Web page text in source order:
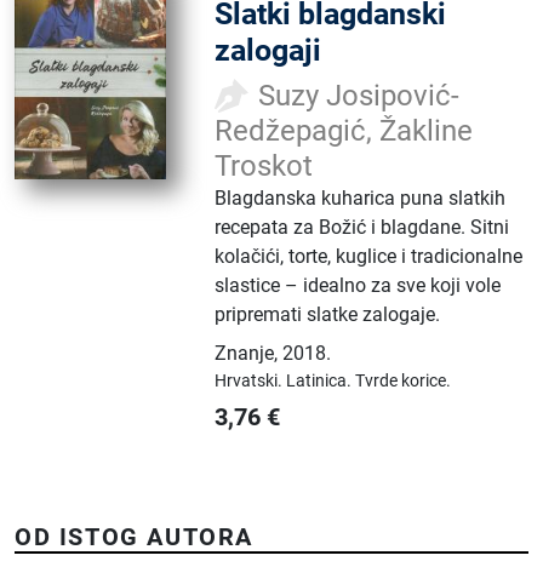
Slatki blagdanski
zalogaji
Suzy Josipović-
Redžepagić, Žakline
Troskot
Blagdanska kuharica puna slatkih
recepata za Božić i blagdane. Sitni
kolačići, torte, kuglice i tradicionalne
slastice – idealno za sve koji vole
pripremati slatke zalogaje.
Znanje,2018.
Hrvatski. Latinica.Tvrde korice.
3,76 €
OD ISTOG AUTORA